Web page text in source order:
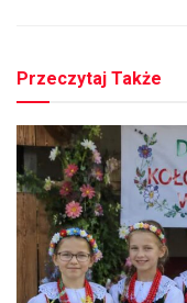
Przeczytaj Także